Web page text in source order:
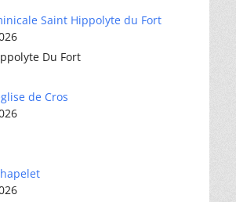
Saint Hippolyte du Fort
Du Fort
de Cros